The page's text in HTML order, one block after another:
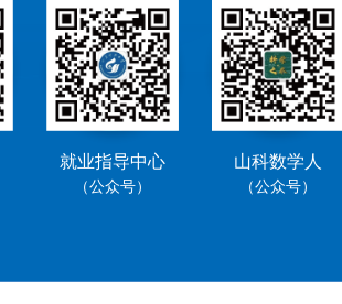
就业指导中心
（公众号）
山科数学人
（公众号）